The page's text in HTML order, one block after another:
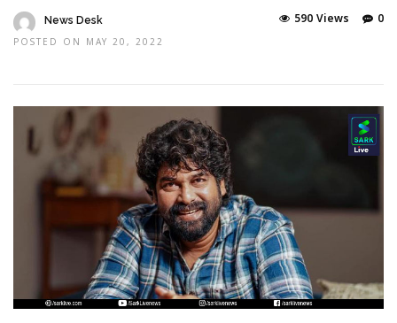
News Desk
POSTED ON MAY 20, 2022
0
590 Views